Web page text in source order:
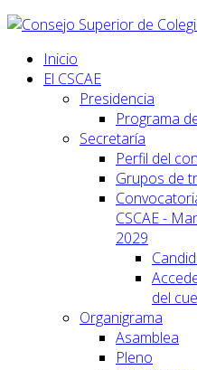
Inicio
El CSCAE
Presidencia
Programa
Secretaría
Perfil del
Grupos de
CSCAE -
2029
del
Organigrama
Asamblea
Pleno